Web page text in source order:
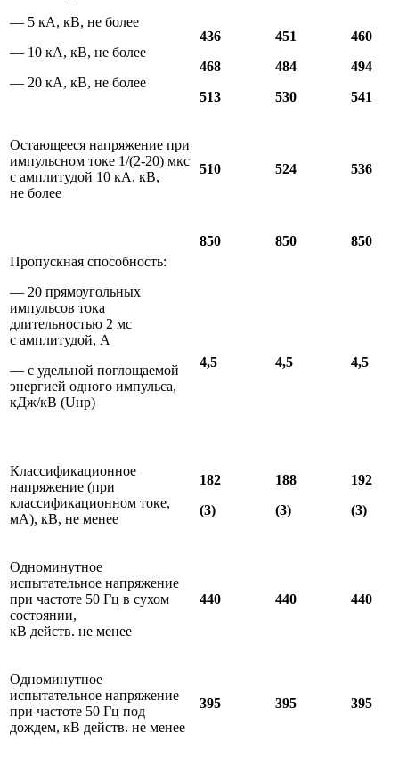
— 5 кА, кВ, не более
— 10 кА, кВ, не более
— 20 кА, кВ, не более
436
468
513
451
484
530
460
494
541
Остающееся напряжение при
импульсном токе 1/(2-20) мкс
с амплитудой 10 кА, кВ,
не более
510 524 536
Пропускная способность:
— 20 прямоугольных
импульсов тока
длительностью 2 мс
с амплитудой, А
— с удельной поглощаемой
энергией одного импульса,
кДж/кВ (Uнр)
850
4,5
850
4,5
850
4,5
Классификационное
напряжение (при
классификационном токе,
мА), кВ, не менее
182
(3)
188
(3)
192
(3)
Одноминутное
испытательное напряжение
при частоте 50 Гц в сухом
состоянии,
кВ действ. не менее
440 440 440
Одноминутное
испытательное напряжение
при частоте 50 Гц под
дождем, кВ действ. не менее
395 395 395